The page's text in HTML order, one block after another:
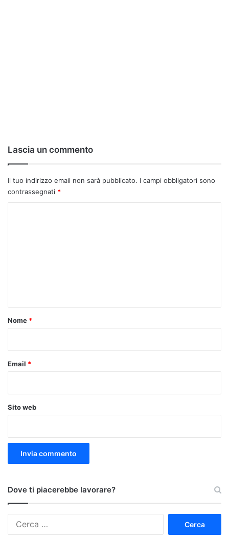
Lascia un commento
Il tuo indirizzo email non sarà pubblicato. I campi obbligatori sono
contrassegnati *
o
Nome *
Email *
Sito web
Dove ti piacerebbe lavorare?